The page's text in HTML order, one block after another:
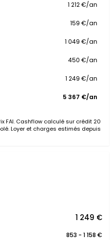
1 212 €/an
159 €/an
1 049 €/an
450 €/an
1 249 €/an
5 367 €/an
FAI. Cashflow calculé sur crédit 20
Loyer et charges estimés depuis
1 249 €
853 - 1 158 €